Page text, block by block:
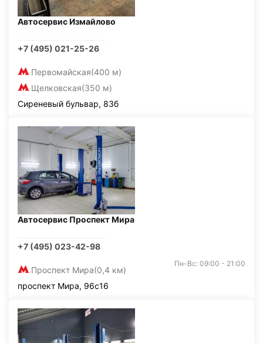
Автосервис Измайлово
+7 (495) 021-25-26
Первомайская(400 м)
Щелковская(350 м)
Сиреневый бульвар, 83б
Автосервис Проспект Мира
+7 (495) 023-42-98
Проспект Мира(0,4 км)
Пн-Вс: 09:00 - 21:00
проспект Мира, 96с16